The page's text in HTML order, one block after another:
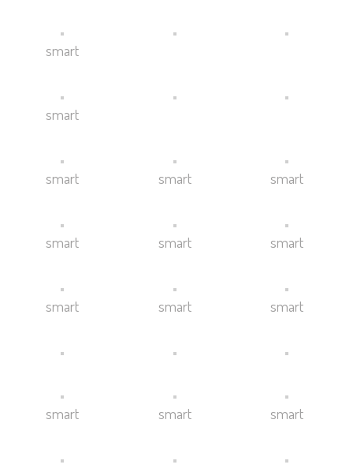
smart
smart
smart smart smart
smart smart smart
smart smart smart
smart smart smart